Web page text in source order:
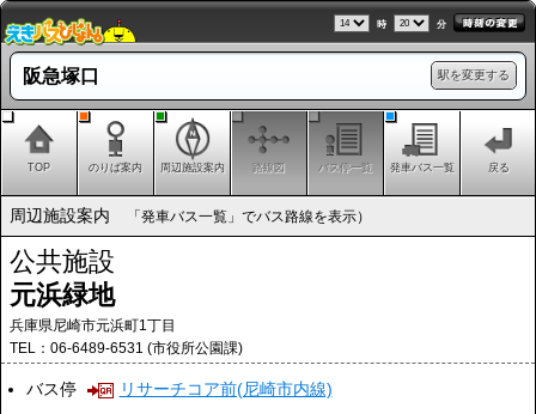
時 分
駅を変更する
阪急塚口
TOP のりば案内 周辺施設案内 路線図 バス停一覧 発車バス一覧 戻る
周辺施設案内 「発車バス一覧」でバス路線を表示）
公共施設
元浜緑地
兵庫県尼崎市元浜町1丁目
TEL：06-6489-6531 (市役所公園課)
バス停 リサーチコア前(尼崎市内線)